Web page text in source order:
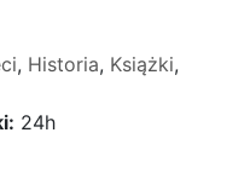
, Historia, Książki,
24h